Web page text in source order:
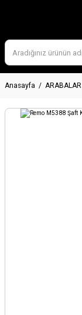
Anasayfa ARABALAR